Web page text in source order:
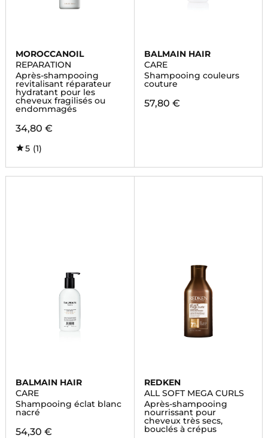
MOROCCANOIL
REPARATION
Après-shampooing
revitalisant réparateur
hydratant pour les
cheveux fragilisés ou
endommagés
34,80 €
5 (1)
BALMAIN HAIR
CARE
Shampooing couleurs
couture
57,80 €
BALMAIN HAIR
CARE
Shampooing éclat blanc
nacré
54,30 €
REDKEN
ALL SOFT MEGA CURLS
Après-shampooing
nourrissant pour
cheveux très secs,
bouclés à crépus